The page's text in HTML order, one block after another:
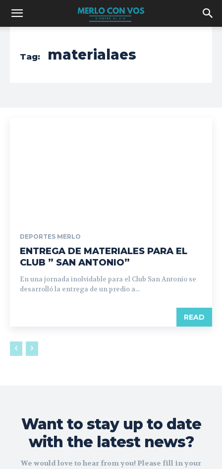
Tag: materialaes
DEPORTES MERLO
ENTREGA DE MATERIALES PARA EL
CLUB ” SAN ANTONIO”
En una jornada inolvidable para el Club San Antonio se
desarrolló la entrega de un predio a...
READ
Want to stay up to date
with the latest news?
We would love to hear from you! Please fill in your